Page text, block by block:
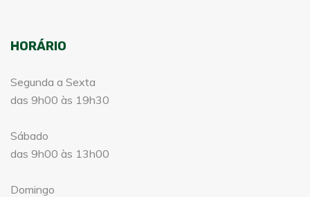
HORÁRIO
Segunda a Sexta
das 9h00 às 19h30
Sábado
das 9h00 às 13h00
Domingo